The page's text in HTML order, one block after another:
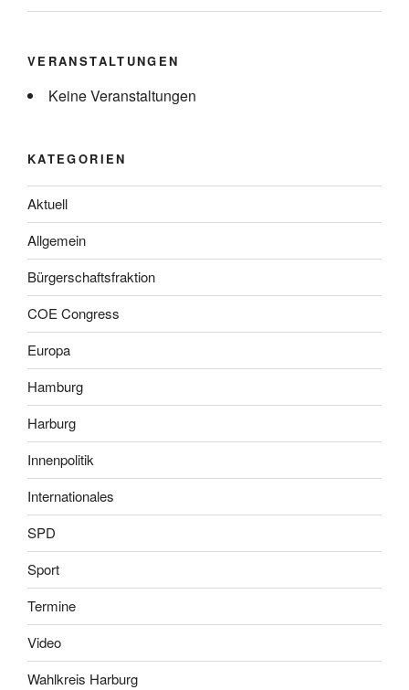
VERANSTALTUNGEN
Keine Veranstaltungen
KATEGORIEN
Aktuell
Allgemein
Bürgerschaftsfraktion
COE Congress
Europa
Hamburg
Harburg
Innenpolitik
Internationales
SPD
Sport
Termine
Video
Wahlkreis Harburg